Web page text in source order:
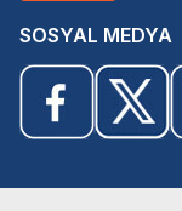
SOSYAL MEDYA